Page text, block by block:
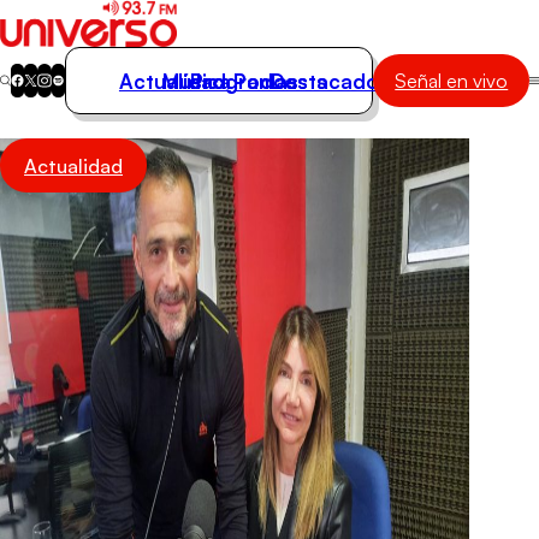
Actualidad
Música
Programas
Podcasts
Destacados
Actualidad
Música
Programas
Podcasts
Destacados Señal en vivo
Actualidad